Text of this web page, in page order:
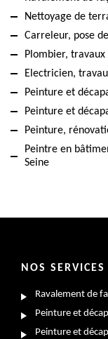
Nettoyage de
Carreleur, pose
Plombier,
Electricien,
Peinture et
Peinture et
Peinture,
Peintre en
Seine
NOS SERVICES
Ravalement de
Peinture et
Peinture et